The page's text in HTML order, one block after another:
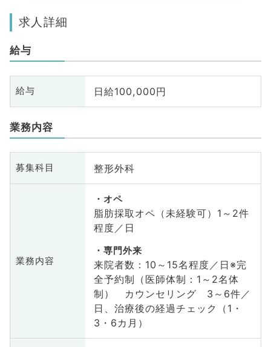
求人詳細
給与
給与 日給100,000円
業務内容
募集科目 整形外科
業務内容
オペ
脂肪採取オペ（未経験可）1～2件
程度／日
専門外来
来院者数：10～15名程度／日※完
全予約制（医師体制：1～2名体
制） カウンセリング 3～6件／
日、治療後の経過チェック（1・
3・6カ月）